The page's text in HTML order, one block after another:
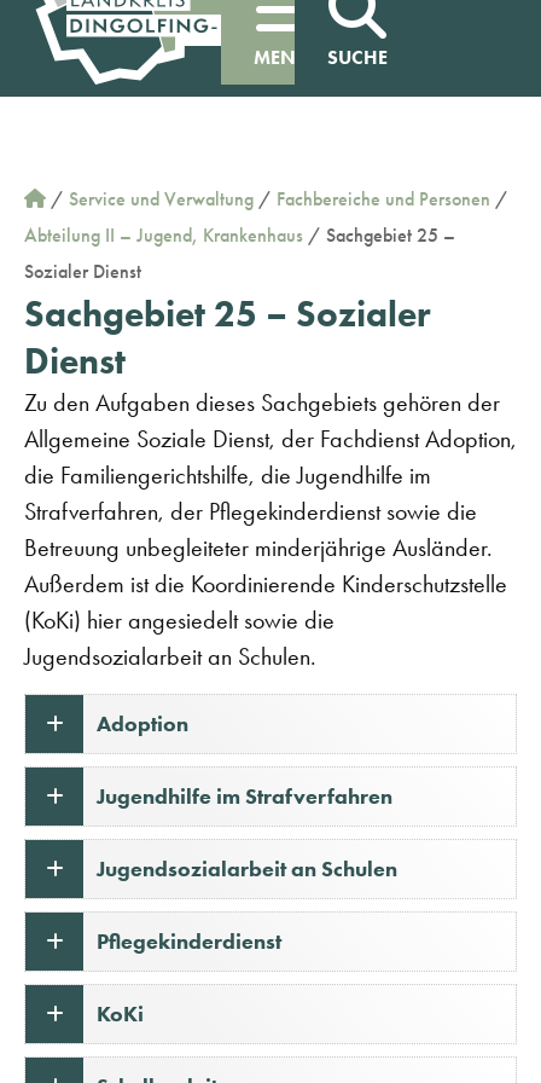
MENÜ SUCHE
/ Service und Verwaltung / Fachbereiche und Personen /
Abteilung II – Jugend, Krankenhaus / Sachgebiet 25 –
Sozialer Dienst
Sachgebiet 25 – Sozialer
Dienst
Zu den Aufgaben dieses Sachgebiets gehören der
Allgemeine Soziale Dienst, der Fachdienst Adoption,
die Familiengerichtshilfe, die Jugendhilfe im
Strafverfahren, der Pflegekinderdienst sowie die
Betreuung unbegleiteter minderjährige Ausländer.
Außerdem ist die Koordinierende Kinderschutzstelle
(KoKi) hier angesiedelt sowie die
Jugendsozialarbeit an Schulen.
Adoption
Jugendhilfe im Strafverfahren
Jugendsozialarbeit an Schulen
Pflegekinderdienst
KoKi